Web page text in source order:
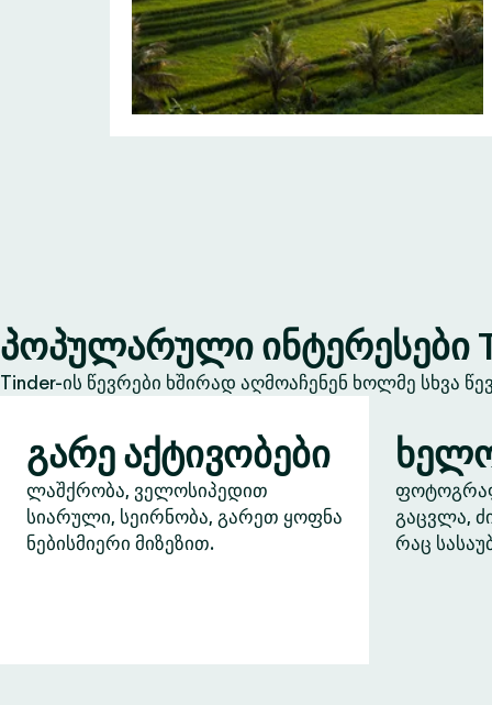
პოპულარული ინტერესები
Tinder-ის წევრები ხშირად აღმოაჩენენ ხოლმე სხვა
გარე აქტივობები
ლაშქრობა, ველოსიპედით
სიარული, სეირნობა, გარეთ ყოფნა
ნებისმიერი მიზეზით.
გაცვლა,
რაც